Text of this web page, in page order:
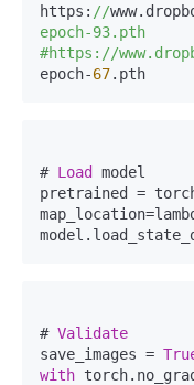
https: //
epoch-93.pth
#https://
epoch-67
# Load
model
pretrained =
# Validate
save_images =
with